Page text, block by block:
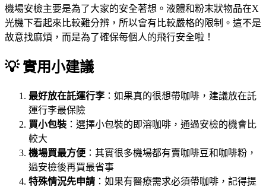
機場安檢主要是為了大家的安全著想。液體和粉末狀物品在X
光機下看起來比較難分辨，所以會有比較嚴格的限制。這不是
故意找麻煩，而是為了確保每個人的飛行安全啦！
💡 實用小建議
最好放在託運行李 ：如果真的很想帶咖啡，建議放在託
運行李最保險
買小包裝 ：選擇小包裝的即溶咖啡，通過安檢的機會比
較大
機場買最方便 ：其實很多機場都有賣咖啡豆和咖啡粉，
過安檢後再買最省事
特殊情況先申請 ：如果有醫療需求必須帶咖啡，記得提